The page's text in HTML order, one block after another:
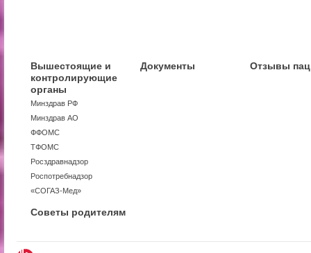
Вышестоящие и
контролирующие
органы
Минздрав РФ
Минздрав АО
ФФОМС
ТФОМС
Росздравнадзор
Роспотребнадзор
«СОГАЗ-Мед»
Документы Отзывы
Советы родителям